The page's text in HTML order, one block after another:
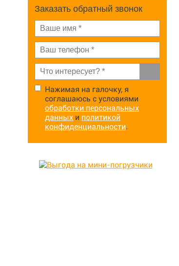
Заказать обратный звонок
Нажимая на галочку, я
соглашаюсь с условиями
обработки персональных
данных и политикой
конфиденциальности.